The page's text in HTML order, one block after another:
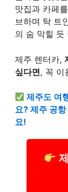
맛집과 카페
브하며 탁 트
의 숨 막힐 듯
제주 렌터카,
싶다면, 꼭 이
제주도 여
요? 제주 공
요!